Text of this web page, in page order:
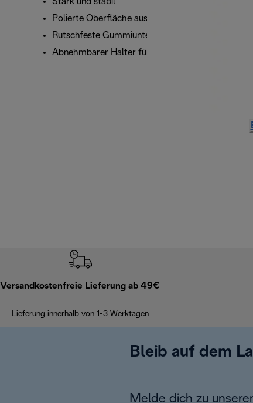
Polierte Oberfläche aus rostfreieren Edelstahl
Rutschfeste Gummiunterseite
Abnehmbarer Halter für einfache Reinigung
Versandkostenfreie Lieferung ab 49€
Lieferung innerhalb von 1-3 Werktagen
Bleib auf dem
Melde dich zu